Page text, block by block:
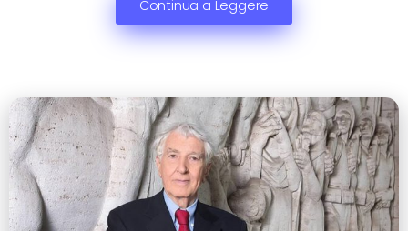
Continua a Leggere